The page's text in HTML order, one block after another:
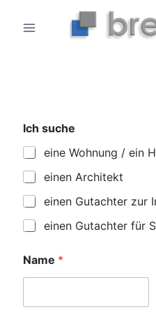
Inhalt
Ich suche
eine Wohnung / ein
einen Architekt
einen Gutachter zur
einen Gutachter für
Name *